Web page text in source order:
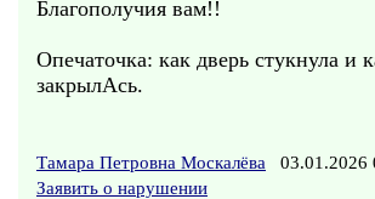
Благополучия вам!!
Опечаточка: как дверь стукнула и
закрылАсь.
Тамара Петровна Москалёва 03.01.2026
Заявить о нарушении